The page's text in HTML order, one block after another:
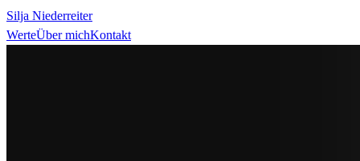
Silja Niederreiter
WerteÜber michKontakt